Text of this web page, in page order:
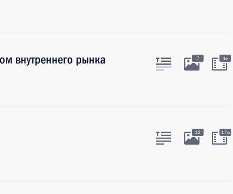
внутреннего рынка 7 4м
12 17м